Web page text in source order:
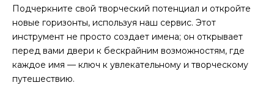
Подчеркните свой творческий потенциал и откройте
новые горизонты, используя наш сервис. Этот
инструмент не просто создает имена; он открывает
перед вами двери к бескрайним возможностям, где
каждое имя — ключ к увлекательному и творческому
путешествию.